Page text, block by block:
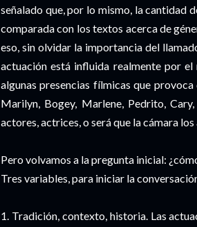
señalado que, por lo mismo, la cantidad
comparada con los textos acerca de
eso, sin olvidar la importancia del
actuación está influida realmente por el
algunas presencias fílmicas que
Marilyn, Bogey, Marlene, Pedrito,
actores, actrices, o será que la cámara los
Pero volvamos a la pregunta inicial:
Tres variables, para iniciar la
1. Tradición, contexto, historia. Las